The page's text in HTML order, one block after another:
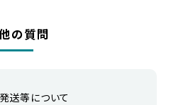
の質問
送等について